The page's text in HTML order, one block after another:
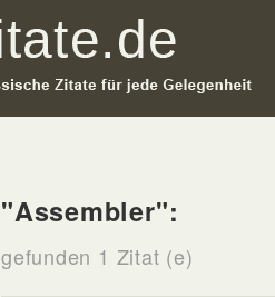
"Assembler":
gefunden 1 Zitat (e)